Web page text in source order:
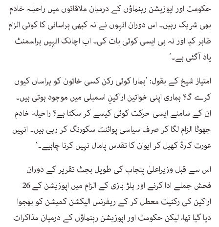
حکومت اور اپوزیشن رہنماؤں کے درمیان ملاقاتوں میں راحیلہ خادم
بھی شریک رہیں۔ اس دوران انہوں نے نہ کبھی ہراسانی کا کوئی الزام
ظاہر کیا اور نہ ہی ایسی کوئی بات کی۔ اب اچانک انہیں ہراسمنٹ
یاد آگئی ہے۔‘
امتیاز شیخ کے بقول: ’ہمارا کوئی رکن کسی خاتون کو ہراساں کیوں
کرے گا؟ ہماری اپنی خواتین اراکینِ اسمبلی میں موجود ہوتی ہیں۔
ان کے سامنے ایسی حرکت کوئی کیسے کر سکتا ہے؟ راحیلہ خادم
جھوٹا الزام لگا کر صرف سیاسی پوائنٹ سکورنگ کر رہی ہیں۔ انہیں
عورت کارڈ کھیل کر ایوان کا تقدس پامال نہیں کرنا چاہیے۔‘
اس سے قبل وزیراعلیٰ پنجاب کی طویل بجٹ تقریر کے دوران
فحش جملے ادا کرنے اور ہلڑ بازی کے الزام میں اپوزیشن کے 26
اراکین کی رکنیت معطل کر کے ریفرنس الیکشن کمیشن کو بھجوا
دیا گیا تھا، لیکن حکومت اور اپوزیشن رہنماؤں کے درمیان مذاکرات